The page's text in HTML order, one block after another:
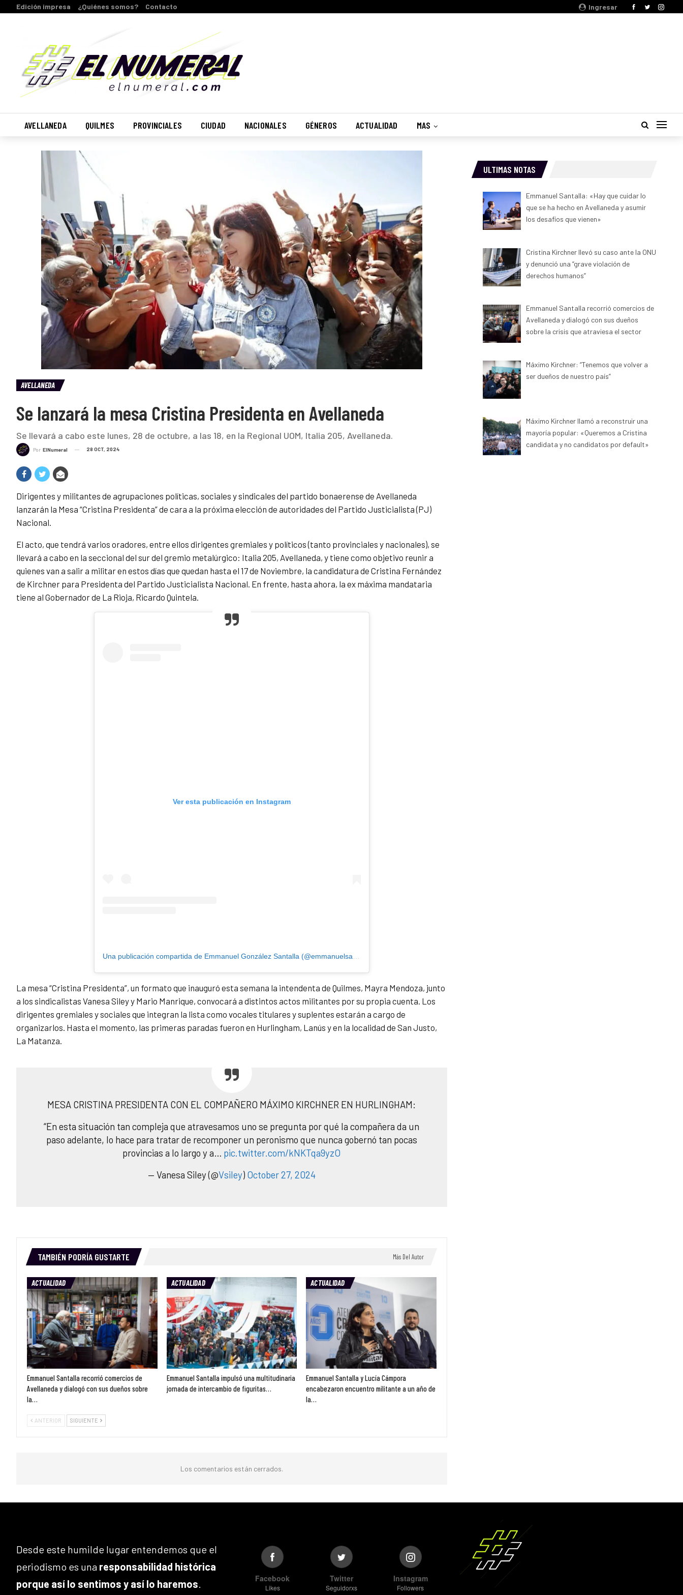
Ingresar
Edición impresa ¿Quiénes somos? Contacto
AVELLANEDA QUILMES PROVINCIALES CIUDAD NACIONALES GÉNEROS ACTUALIDAD MAS
AVELLANEDA
Se lanzará la mesa Cristina Presidenta en Avellaneda
Se llevará a cabo este lunes, 28 de octubre, a las 18, en la Regional UOM, Italia 205, Avellaneda.
Por ElNumeral 28 OCT, 2024
Dirigentes y militantes de agrupaciones políticas, sociales y sindicales del partido bonaerense de Avellaneda
lanzarán la Mesa “Cristina Presidenta” de cara a la próxima elección de autoridades del Partido Justicialista (PJ)
Nacional.
El acto, que tendrá varios oradores, entre ellos dirigentes gremiales y políticos (tanto provinciales y nacionales), se
llevará a cabo en la seccional del sur del gremio metalúrgico: Italia 205, Avellaneda, y tiene como objetivo reunir a
quienes van a salir a militar en estos días que quedan hasta el 17 de Noviembre, la candidatura de Cristina Fernández
de Kirchner para Presidenta del Partido Justicialista Nacional. En frente, hasta ahora, la ex máxima mandataria
tiene al Gobernador de La Rioja, Ricardo Quintela.
Ver esta publicación en Instagram
La mesa “Cristina Presidenta”, un formato que inauguró esta semana la intendenta de Quilmes, Mayra Mendoza, junto
a los sindicalistas Vanesa Siley y Mario Manrique, convocará a distintos actos militantes por su propia cuenta. Los
dirigentes gremiales y sociales que integran la lista como vocales titulares y suplentes estarán a cargo de
organizarlos. Hasta el momento, las primeras paradas fueron en Hurlingham, Lanús y en la localidad de San Justo,
La Matanza.
MESA CRISTINA PRESIDENTA CON EL COMPAÑERO MÁXIMO KIRCHNER EN HURLINGHAM:
“En esta situación tan compleja que atravesamos uno se pregunta por qué la compañera da un
paso adelante, lo hace para tratar de recomponer un peronismo que nunca gobernó tan pocas
provincias a lo largo y a… pic.twitter.com/kNKTqa9yzO
— Vanesa Siley (@Vsiley) October 27, 2024
TAMBIÉN PODRÍA GUSTARTE Más Del Autor
ACTUALIDAD
Emmanuel Santalla recorrió comercios de
Avellaneda y dialogó con sus dueños sobre
la…
ACTUALIDAD
Emmanuel Santalla impulsó una multitudinaria
jornada de intercambio de figuritas…
ACTUALIDAD
Emmanuel Santalla y Lucía Cámpora
encabezaron encuentro militante a un año de
la…
ANTERIOR SIGUIENTE
Los comentarios están cerrados.
ULTIMAS NOTAS
Emmanuel Santalla: «Hay que cuidar lo
que se ha hecho en Avellaneda y asumir
los desafíos que vienen»
Cristina Kirchner llevó su caso ante la ONU
y denunció una “grave violación de
derechos humanos”
Emmanuel Santalla recorrió comercios de
Avellaneda y dialogó con sus dueños
sobre la crisis que atraviesa el sector
Máximo Kirchner: “Tenemos que volver a
ser dueños de nuestro país”
Máximo Kirchner llamó a reconstruir una
mayoría popular: «Queremos a Cristina
candidata y no candidatos por default»
Desde este humilde lugar entendemos que el
periodismo es una responsabilidad histórica
porque así lo sentimos y así lo haremos
Facebook
Likes
Twitter
Seguidorxs
Instagram
Followers